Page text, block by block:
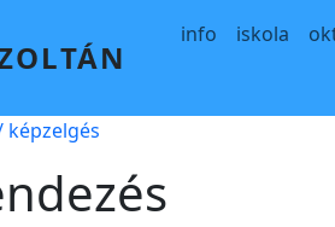
Main navigation
info iskola